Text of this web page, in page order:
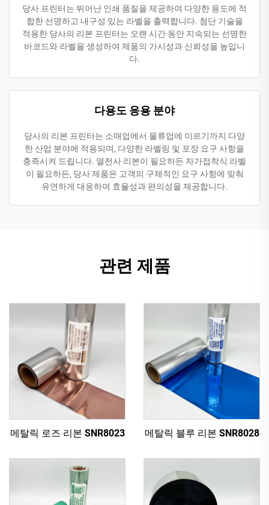
당사 프린터는 뛰어난 인쇄 품질을 제공하여 다양한 용도에 적
합한 선명하고 내구성 있는 라벨을 출력합니다. 첨단 기술을
적용한 당사의 리본 프린터는 오랜 시간 동안 지속되는 선명한
바코드와 라벨을 생성하여 제품의 가시성과 신뢰성을 높입니
다.
다용도 응용 분야
당사의 리본 프린터는 소매업에서 물류업에 이르기까지 다양
한 산업 분야에 적용되며, 다양한 라벨링 및 포장 요구 사항을
충족시켜 드립니다. 열전사 리본이 필요하든 자가접착식 라벨
이 필요하든, 당사 제품은 고객의 구체적인 요구 사항에 맞춰
유연하게 대응하여 효율성과 편의성을 제공합니다.
관련 제품
메탈릭 로즈 리본 SNR8023 메탈릭 블루 리본 SNR8028